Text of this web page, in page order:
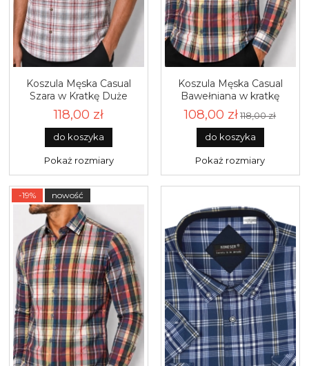
Koszula Męska Casual
Szara w Kratkę Duże
rozmiary Formax R619
118,00 zł
do koszyka
Pokaż rozmiary
Koszula Męska Casual
Bawełniana w kratkę
Duże rozmiary Laviino
L195
108,00 zł118,00 zł
do koszyka
Pokaż rozmiary
-19% nowość